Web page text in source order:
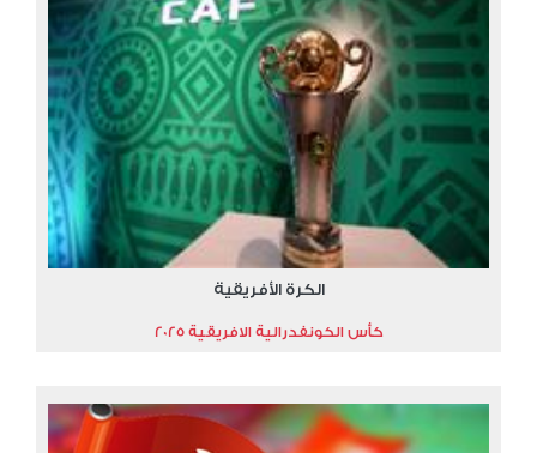
الكرة الأفريقية
كأس الكونفدرالية الافريقية 2025